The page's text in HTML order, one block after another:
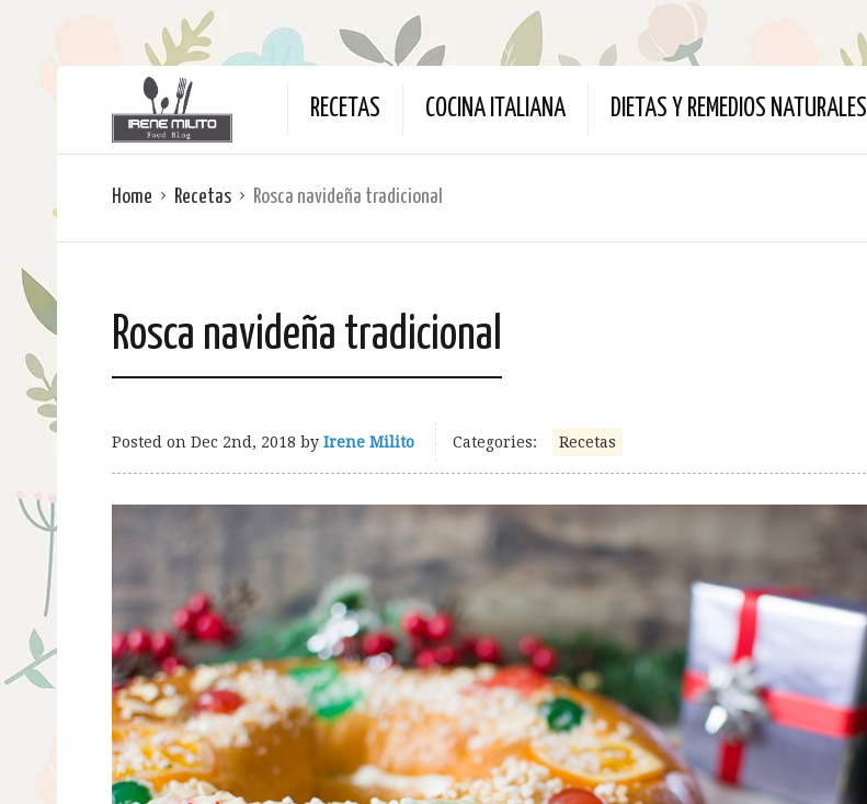
RECETAS COCINA ITALIANA DIETAS Y REMEDIOS NATURALES
Home Recetas Rosca navideña tradicional
Rosca navideña tradicional
Posted on Dec 2nd, 2018 by Irene Milito Categories: Recetas